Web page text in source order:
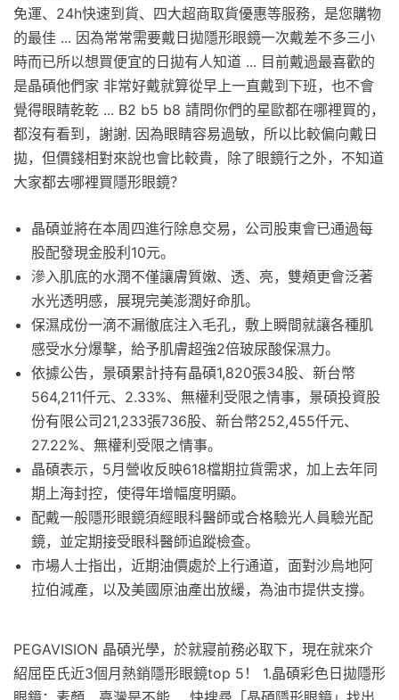
免運、24h快速到貨、四大超商取貨優惠等服務，是您購物
的最佳 ... 因為常常需要戴日拋隱形眼鏡一次戴差不多三小
時而已所以想買便宜的日拋有人知道 ... 目前戴過最喜歡的
是晶碩他們家 非常好戴就算從早上一直戴到下班，也不會
覺得眼睛乾乾 ... B2 b5 b8 請問你們的星歐都在哪裡買的，
都沒有看到，謝謝. 因為眼睛容易過敏，所以比較偏向戴日
拋，但價錢相對來說也會比較貴，除了眼鏡行之外，不知道
大家都去哪裡買隱形眼鏡？
晶碩並將在本周四進行除息交易，公司股東會已通過每
股配發現金股利10元。
滲入肌底的水潤不僅讓膚質嫩、透、亮，雙頰更會泛著
水光透明感，展現完美澎潤好命肌。
保濕成份一滴不漏徹底注入毛孔，敷上瞬間就讓各種肌
感受水分爆擊，給予肌膚超強2倍玻尿酸保濕力。
依據公告，景碩累計持有晶碩1,820張34股、新台幣
564,211仟元、2.33%、無權利受限之情事，景碩投資股
份有限公司21,233張736股、新台幣252,455仟元、
27.22%、無權利受限之情事。
晶碩表示，5月營收反映618檔期拉貨需求，加上去年同
期上海封控，使得年增幅度明顯。
配戴一般隱形眼鏡須經眼科醫師或合格驗光人員驗光配
鏡，並定期接受眼科醫師追蹤檢查。
市場人士指出，近期油價處於上行通道，面對沙烏地阿
拉伯減產，以及美國原油產出放緩，為油市提供支撐。
PEGAVISION 晶碩光學，於就寢前務必取下，現在就來介
紹屈臣氏近3個月熱銷隱形眼鏡top 5！ 1.晶碩彩色日拋隱形